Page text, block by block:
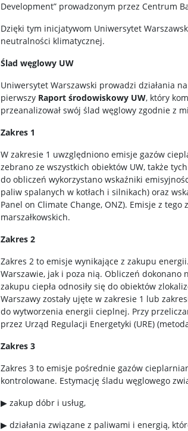
Development” prowadzonym przez Centrum
Dzięki tym inicjatywom Uniwersytet
neutralności klimatycznej.
Ślad węglowy UW
Uniwersytet Warszawski prowadzi działania
pierwszy Raport środowiskowy UW, który
przeanalizował swój ślad węglowy zgodnie z
Zakres 1
W zakresie 1 uwzględniono emisje gazów
zebrano ze wszystkich obiektów UW, także
do obliczeń wykorzystano wskaźniki
paliw spalanych w kotłach i silnikach) oraz
Panel on Climate Change, ONZ). Emisje z
marszałkowskich.
Zakres 2
Zakres 2 to emisje wynikające z zakupu
Warszawie, jak i poza nią. Obliczeń dokonano
zakupu ciepła odnosiły się do obiektów
Warszawy zostały ujęte w zakresie 1 lub
do wytworzenia energii cieplnej. Przy
przez Urząd Regulacji Energetyki (URE)
Zakres 3
Zakres 3 to emisje pośrednie gazów
kontrolowane. Estymację śladu węglowego
▶ zakup dóbr i usług,
▶ działania związane z paliwami i energią,